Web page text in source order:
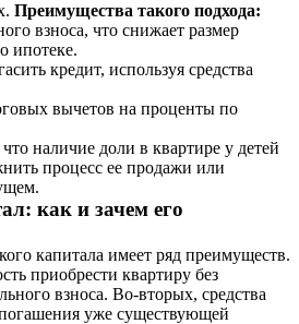
Преимущества такого подхода:
взноса, что снижает размер
ипотеке.
кредит, используя средства
вычетов на проценты по
наличие доли в квартире у детей
процесс ее продажи или
как и зачем его
капитала имеет ряд преимуществ.
приобрести квартиру без
взноса. Во-вторых, средства
уже существующей